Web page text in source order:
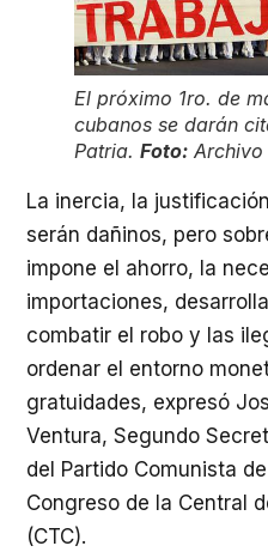
El próximo 1ro. de
cubanos se darán
Patria. Foto: Archivo
La inercia, la
serán dañinos, pero
impone el ahorro, la
importaciones,
combatir el robo y las
ordenar el entorno
gratuidades, expresó
Ventura, Segundo
del Partido Comunista
Congreso de la Central
(CTC).